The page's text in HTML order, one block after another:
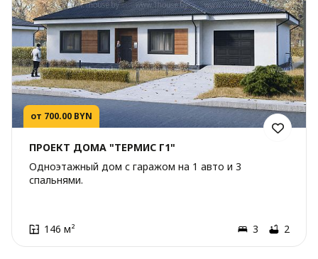
от 700.00 BYN
ПРОЕКТ ДОМА "ТЕРМИС Г1"
Одноэтажный дом с гаражом на 1 авто и 3
спальнями.
146 м² 3 2